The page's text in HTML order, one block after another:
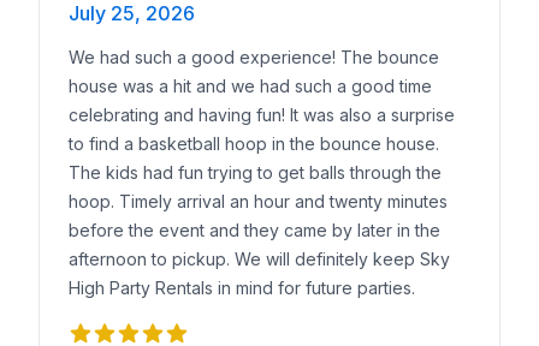
July 25, 2026
We had such a good experience! The bounce
house was a hit and we had such a good time
celebrating and having fun! It was also a surprise
to find a basketball hoop in the bounce house.
The kids had fun trying to get balls through the
hoop. Timely arrival an hour and twenty minutes
before the event and they came by later in the
afternoon to pickup. We will definitely keep Sky
High Party Rentals in mind for future parties.